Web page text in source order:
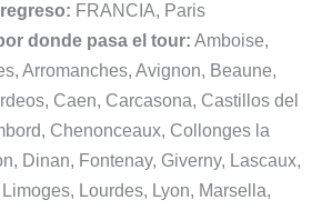
FRANCIA, Paris
donde pasa el tour: Amboise,
Arromanches, Avignon, Beaune,
Caen, Carcasona, Castillos del
Chenonceaux, Collonges la
Dinan, Fontenay, Giverny, Lascaux,
Lourdes, Lyon, Marsella,